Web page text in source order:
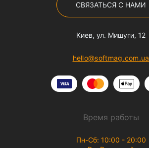
СВЯЗАТЬСЯ С НАМИ
Киев, ул. Мишуги, 12
hello@softmag.com.ua
Время работы
Пн-Сб: 10:00 - 20:00